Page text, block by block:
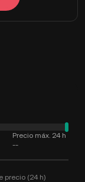
Precio máx. 24 h
--
precio (24 h)